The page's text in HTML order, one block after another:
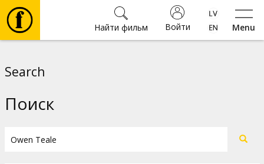
Menu
Войти
Найти фильм
Search
Поиск